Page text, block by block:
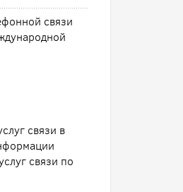
связи
связи в
связи по